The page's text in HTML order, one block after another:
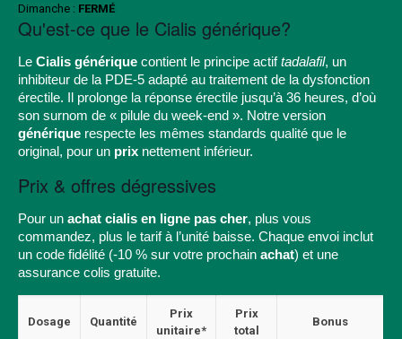
Dimanche : FERMÉ
Qu'est-ce que le Cialis générique?
Le Cialis générique contient le principe actiftadalafil, un
inhibiteur de la PDE-5 adapté au traitement de la dysfonction
érectile. Il prolonge la réponse érectile jusqu’à 36 heures, d’où
son surnom de « pilule du week-end ». Notre version
générique respecte les mêmes standards qualité que le
original, pour un prix nettement inférieur.
Prix & offres dégressives
Pour un achat cialis en ligne pas cher, plus vous
commandez, plus le tarif à l’unité baisse. Chaque envoi inclut
un code fidélité (-10 % sur votre prochain achat) et une
assurance colis gratuite.
Dosage Quantité
Prix
unitaire*
Prix
total
Bonus